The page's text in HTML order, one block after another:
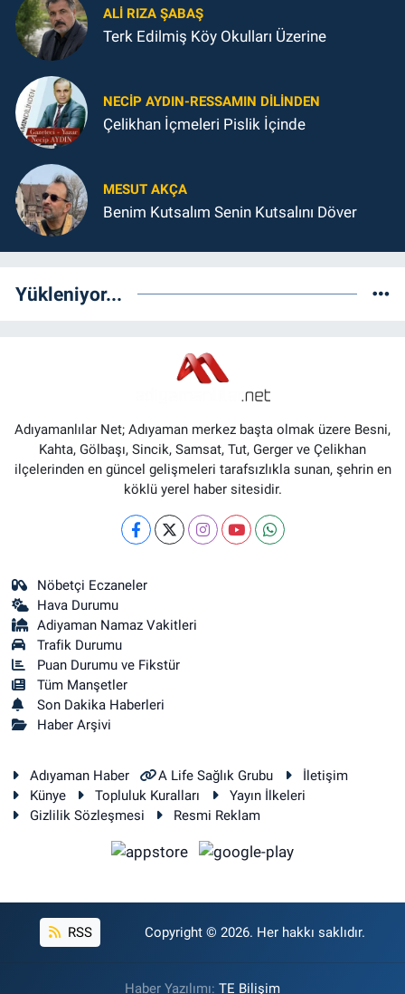
ALI RIZA ŞABAŞ
Terk Edilmiş Köy Okulları Üzerine
NECIP AYDIN-RESSAMIN DILINDEN
Çelikhan İçmeleri Pislik İçinde
MESUT AKÇA
Benim Kutsalım Senin Kutsalını Döver
Yükleniyor...
Adıyamanlılar Net; Adıyaman merkez başta olmak üzere Besni,
Kahta, Gölbaşı, Sincik, Samsat, Tut, Gerger ve Çelikhan
ilçelerinden en güncel gelişmeleri tarafsızlıkla sunan, şehrin en
köklü yerel haber sitesidir.
Nöbetçi Eczaneler
Hava Durumu
Adiyaman Namaz Vakitleri
Trafik Durumu
Puan Durumu ve Fikstür
Tüm Manşetler
Son Dakika Haberleri
Haber Arşivi
Adıyaman Haber A Life Sağlık Grubu
İletişim
Künye
Topluluk Kuralları
Yayın İlkeleri
Gizlilik Sözleşmesi
Resmi Reklam
RSS Copyright © 2026. Her hakkı saklıdır.
Haber Yazılımı: TE Bilişim